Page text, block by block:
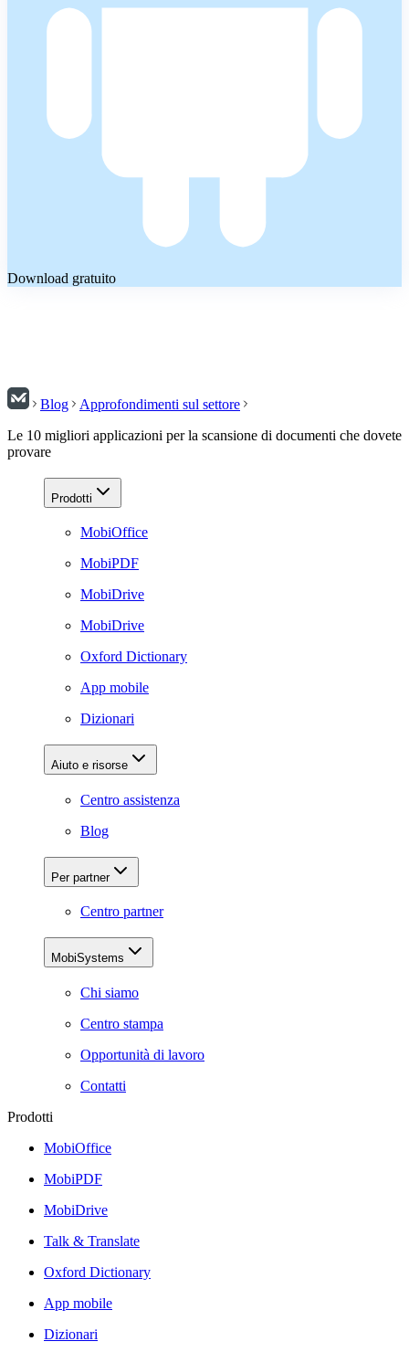
Download gratuito
Blog
Approfondimenti sul settore
Le 10 migliori applicazioni per la scansione di documenti che dovete
provare
Prodotti
MobiOffice
MobiPDF
MobiDrive
MobiDrive
Oxford Dictionary
App mobile
Dizionari
Aiuto e risorse
Centro assistenza
Blog
Per partner
Centro partner
MobiSystems
Chi siamo
Centro stampa
Opportunità di lavoro
Contatti
Prodotti
MobiOffice
MobiPDF
MobiDrive
Talk & Translate
Oxford Dictionary
App mobile
Dizionari